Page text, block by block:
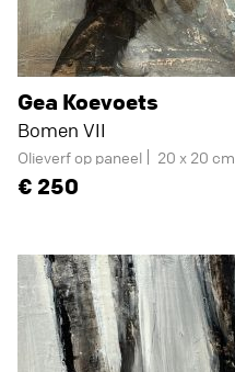
Gea Koevoets
Bomen VII
Olieverf op paneel 20 x 20 cm
250